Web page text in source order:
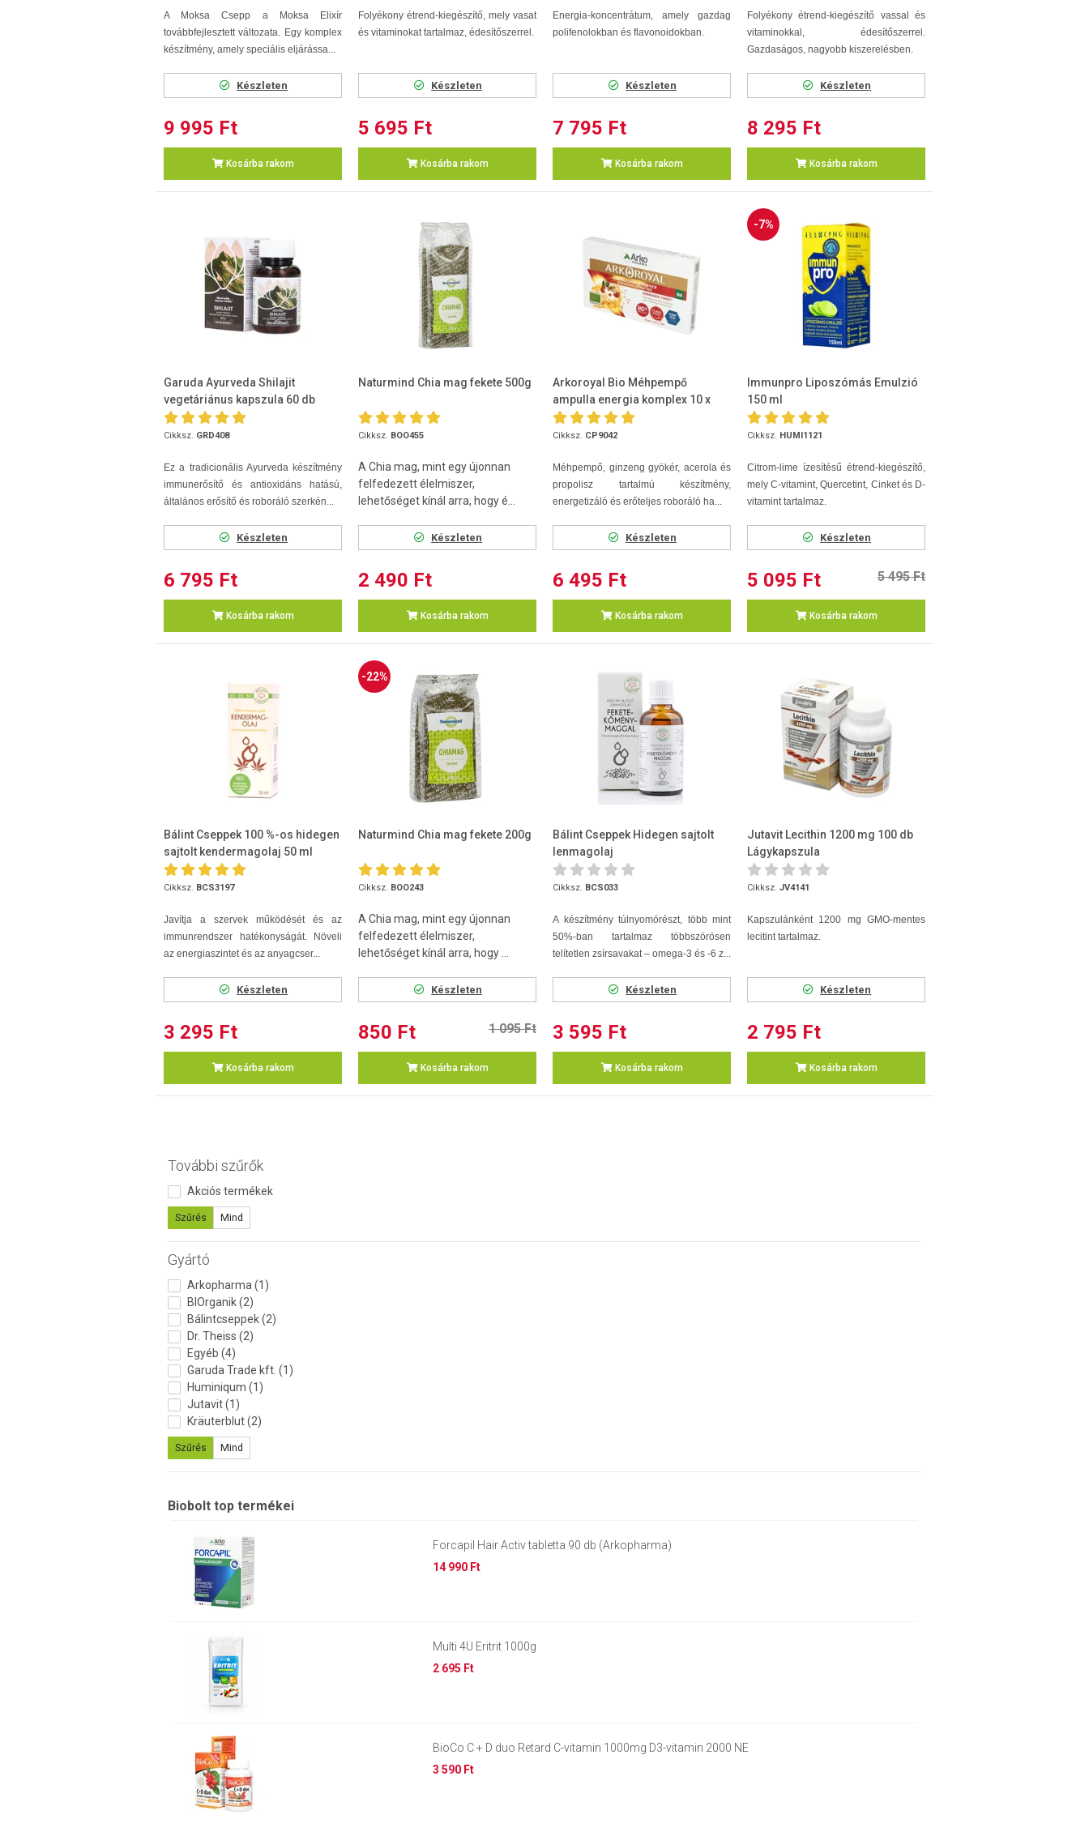
További szűrők
Akciós termékek
Szűrés Mind
Gyártó
Arkopharma (1)
BIOrganik (2)
Bálintcseppek (2)
Dr. Theiss (2)
Egyéb (4)
Garuda Trade kft. (1)
Huminiqum (1)
Jutavit (1)
Kräuterblut (2)
Szűrés Mind
Biobolt top termékei
Forcapil Hair Activ tabletta 90 db (Arkopharma)
14 990 Ft
Multi 4U Eritrit 1000g
2 695 Ft
BioCo C + D duo Retard C-vitamin 1000mg D3-vitamin 2000 NE
3 590 Ft
A Moksa Csepp a Moksa Elixír
továbbfejlesztett változata. Egy komplex
készítmény, amely speciális eljárássa...
Készleten
9 995 Ft
Kosárba rakom
Folyékony étrend-kiegészítő, mely vasat
és vitaminokat tartalmaz, édesítőszerrel.
Készleten
5 695 Ft
Kosárba rakom
Energia-koncentrátum, amely gazdag
polifenolokban és flavonoidokban.
Készleten
7 795 Ft
Kosárba rakom
Folyékony étrend-kiegészítő vassal és
vitaminokkal, édesítőszerrel.
Gazdaságos, nagyobb kiszerelésben.
Készleten
8 295 Ft
Kosárba rakom
Garuda Ayurveda Shilajit
vegetáriánus kapszula 60 db
Cikksz. GRD408
Ez a tradicionális Ayurveda készítmény
immunerősítő és antioxidáns hatású,
általános erősítő és roboráló szerkén...
Készleten
6 795 Ft
Kosárba rakom
Naturmind Chia mag fekete 500g
Cikksz. BOO455
A Chia mag, mint egy újonnan
felfedezett élelmiszer,
lehetőséget kínál arra, hogy é...
Készleten
2 490 Ft
Kosárba rakom
Arkoroyal Bio Méhpempő
ampulla energia komplex 10 x
15ml
Cikksz. CP9042
Méhpempő, ginzeng gyökér, acerola és
propolisz tartalmú készítmény,
energetizáló és erőteljes roboráló ha...
Készleten
6 495 Ft
Kosárba rakom
-7%
Immunpro Liposzómás Emulzió
150 ml
Cikksz. HUMI1121
Citrom-lime ízesítésű étrend-kiegészítő,
mely C-vitamint, Quercetint, Cinket és D-
vitamint tartalmaz.
Készleten
5 095 Ft 5 495 Ft
Kosárba rakom
Bálint Cseppek 100 %-os hidegen
sajtolt kendermagolaj 50 ml
Cikksz. BCS3197
Javítja a szervek működését és az
immunrendszer hatékonyságát. Növeli
az energiaszintet és az anyagcser...
Készleten
3 295 Ft
Kosárba rakom
-22%
Naturmind Chia mag fekete 200g
Cikksz. BOO243
A Chia mag, mint egy újonnan
felfedezett élelmiszer,
lehetőséget kínál arra, hogy ...
Készleten
850 Ft 1 095 Ft
Kosárba rakom
Bálint Cseppek Hidegen sajtolt
lenmagolaj
feketeköménymaggal 50ml
Cikksz. BCS033
A készítmény túlnyomórészt, több mint
50%-ban tartalmaz többszörösen
telítetlen zsírsavakat – omega-3 és -6 z...
Készleten
3 595 Ft
Kosárba rakom
Jutavit Lecithin 1200 mg 100 db
Lágykapszula
Cikksz. JV4141
Kapszulánként 1200 mg GMO-mentes
lecitint tartalmaz.
Készleten
2 795 Ft
Kosárba rakom